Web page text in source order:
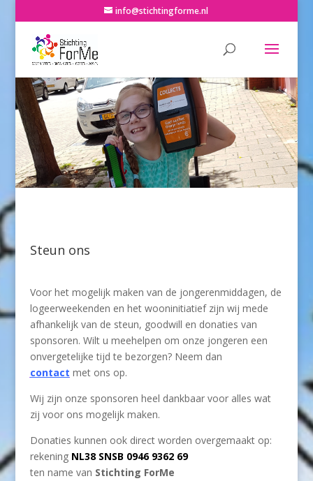
info@stichtingforme.nl
Steun ons
Voor het mogelijk maken van de jongerenmiddagen, de
logeerweekenden en het wooninitiatief zijn wij mede
afhankelijk van de steun, goodwill en donaties van
sponsoren. Wilt u meehelpen om onze jongeren een
onvergetelijke tijd te bezorgen? Neem dan
contact met ons op.
Wij zijn onze sponsoren heel dankbaar voor alles wat
zij voor ons mogelijk maken.
Donaties kunnen ook direct worden overgemaakt op:
rekening NL38 SNSB 0946 9362 69
ten name van Stichting ForMe